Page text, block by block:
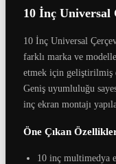
10 İnç Universal
10 İnç Universal
farklı marka ve
etmek için geliştirilmiş
Geniş uyumluluğu
inç ekran montajı
Öne Çıkan
10 inç multimedya